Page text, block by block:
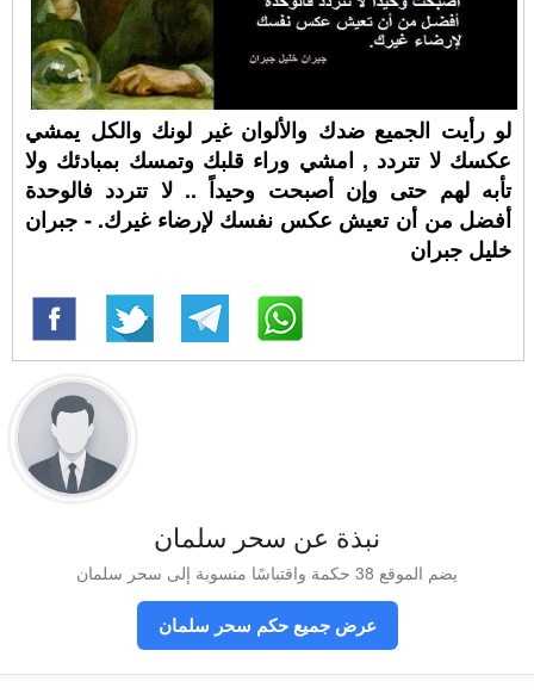
لو رأيت الجميع ضدك والألوان غير لونك والكل يمشي
عكسك لا تتردد , امشي وراء قلبك وتمسك بمبادئك ولا
تأبه لهم حتى وإن أصبحت وحيداً .. لا تتردد فالوحدة
أفضل من أن تعيش عكس نفسك لإرضاء غيرك. - جبران
خليل جبران
نبذة عن سحر سلمان
يضم الموقع 38 حكمة واقتباسًا منسوبة إلى سحر سلمان
عرض جميع حكم سحر سلمان